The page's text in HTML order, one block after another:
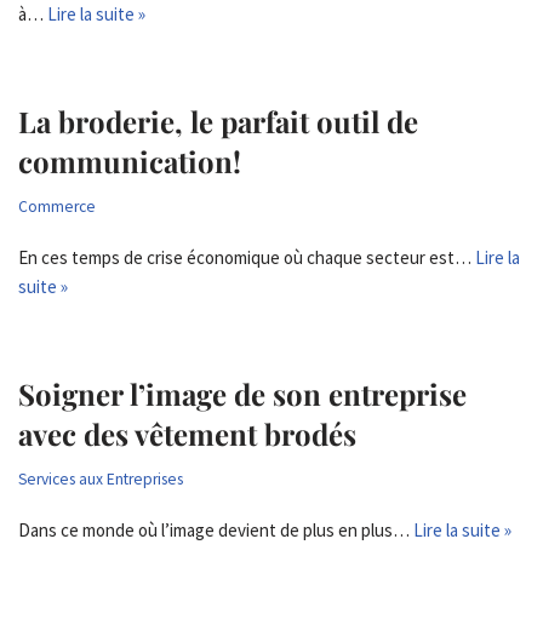
à… Lire la suite »
La broderie, le parfait outil de
communication!
Commerce
En ces temps de crise économique où chaque secteur est… Lire la
suite »
Soigner l’image de son entreprise
avec des vêtement brodés
Services aux Entreprises
Dans ce monde où l’image devient de plus en plus… Lire la suite »